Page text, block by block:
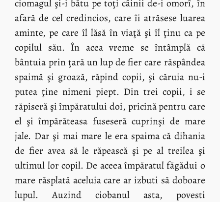
ciomagul şi-i bătu pe toţi câinii de-i omorî, în
afară de cel credincios, care îi atrăsese luarea
aminte, pe care îl lăsă în viaţă şi îl ţinu ca pe
copilul său. În acea vreme se întâmplă că
bântuia prin ţară un lup de fier care răspândea
spaimă şi groază, răpind copii, şi căruia nu-i
putea ţine nimeni piept. Din trei copii, i se
răpiseră şi împăratului doi, pricină pentru care
el şi împărăteasa fuseseră cuprinşi de mare
jale. Dar şi mai mare le era spaima că dihania
de fier avea să le răpească şi pe al treilea şi
ultimul lor copil. De aceea împăratul făgădui o
mare răsplată aceluia care ar izbuti să doboare
lupul. Auzind ciobanul asta, povesti